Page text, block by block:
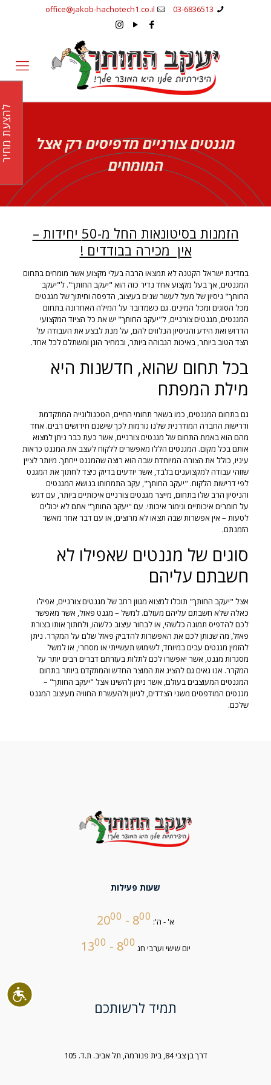
03-6836513
office@jakob-hachotech1.co.il
מגנטים צורניים מדפיסים רק אצל
המומחים
הזמנות בסיטונאות החל מ-50 יחידות –
אין מכירה בבודדים !
במדינת ישראל הקטנה לא תמצאו הרבה בעלי מקצוע אשר מומחים בתחום
המגנטים, אך בעל מקצוע אחד נדיר כזה הוא "יעקב החותך". ל"יעקב
החותך" ניסיון של מעל לעשר שנים בעיצוב, הדפסה וחיתוך של מגנטים
מכל הסוגים ומכל המינים. גם כשמדובר על המילה האחרונה בתחום
המגנטים, מגנטים צורניים, ל"יעקב החותך" יש את כל הציוד המקצועי
הדרוש ואת הידע והניסיון הנלווים להם, על מנת לבצע את העבודה על
הצד הטוב ביותר, באיכות הגבוהה ביותר, ובמחיר הוגן ומשתלם לכל אחד.
בכל תחום שהוא, חדשנות היא
מילת המפתח
גם בתחום המגנטים, כמו בשאר תחומי החיים, הטכנולוגייה המתקדמת
ודרישות החברה המודרנית שלנו גורמות לכך שישנם חידושים רבים. אחד
מהם הוא באמת התחום של מגנטים צורניים, אשר כעת כבר ניתן למצוא
אותם בכל מקום. המגנטים הללו מאפשרים ללקוח לעצב את המגנט כראות
עיניו, כולל את הצורה המיוחדת שבה הוא רוצה שהמגנט ייחתך. מיותר לציין
שזוהי עבודה למקצוענים בלבד, אשר יודעים בדיוק כיצד לחתוך את המגנט
לפי דרישות הלקוח. "יעקב החותך", עקב התמחותו בנושא המגנטים
והניסיון הרב שלו בתחום, מייצר מגנטים צורניים איכותיים ביותר, עם דגש
על חומרים איכותיים וגימור איכותי. עם "יעקב החותך" אתם לא יכולים
לטעות – אין אפשרות שבה תצאו לא מרוצים, או עם דבר אחר מאשר
הזמנתם.
סוגים של מגנטים שאפילו לא
חשבתם עליהם
אצל "יעקב החותך" תוכלו למצוא מגוון רחב של מגנטים צורניים, אפילו
כאלה שלא חשבתם עליהם מעולם. למשל – מגנט פאזל, אשר מאפשר
לכם להדפיס תמונה כלשהי, או לבחור עיצוב כלשהו, ולחתוך אותו בצורת
פאזל, מה שנותן לכם את האפשרות להדביק פאזל שלם על המקרר. ניתן
להזמין מגנטים עבים במיוחד, לשימוש תעשייתי או מסחרי, או למשל
מסגרות מגנט, אשר יאפשרו לכם לתלות בעזרתם דברים רבים יותר על
המקרר. אנו גאים גם להציג את המוצר החדש והמתקדם ביותר בתחום
המגנטים המעוצבים בעולם, אשר ניתן להשיגו אצל "יעקב החותך" –
מגנטים המודפסים משני הצדדים, לגיוון ולהעשרת החוויה מעיצוב המגנט
שלכם.
שעות פעילות
א' - ה': 800
- 20
00
יום שישי וערבי חג 800
- 13
00
תמיד לרשותכם
דרך בן צבי 84, בית פנורמה, תל אביב. ת.ד. 105